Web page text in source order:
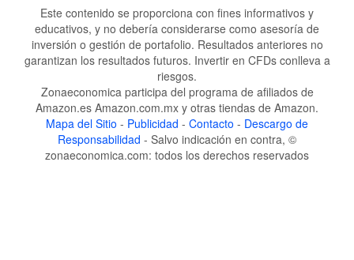
Este contenido se proporciona con fines informativos y
educativos, y no debería considerarse como asesoría de
inversión o gestión de portafolio. Resultados anteriores no
garantizan los resultados futuros. Invertir en CFDs conlleva a
riesgos.
Zonaeconomica participa del programa de afiliados de
Amazon.es Amazon.com.mx y otras tiendas de Amazon.
Mapa del Sitio - Publicidad - Contacto - Descargo de
Responsabilidad - Salvo indicación en contra, ©
zonaeconomica.com: todos los derechos reservados